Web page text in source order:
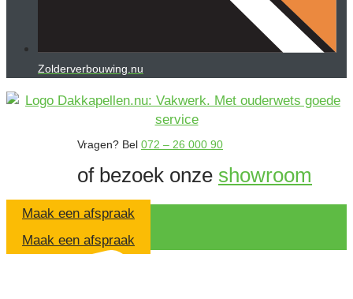
Zolderverbouwing.nu
Vragen? Bel 072 – 26 000 90
of bezoek onze showroom
Maak een afspraak
Maak een afspraak